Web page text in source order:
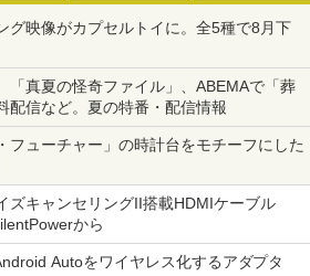
グ映像がカプセルトイに。全5種で8月下
「真夏の怪奇ファイル」、ABEMAで「葬
配信など。夏の特番・配信情報
フューチャー」の時計台をモチーフにした
ズキャンセリングII搭載HDMIケーブル
から
Autoをワイヤレス化するアダプタ